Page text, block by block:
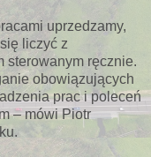
uprzedzamy,
liczyć z
sterowanym ręcznie.
obowiązujących
prac i poleceń
– mówi Piotr